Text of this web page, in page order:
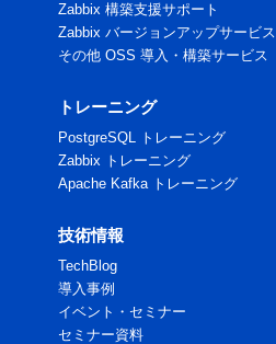
Zabbix 構築支援サポート
Zabbix バージョンアップサービス
その他 OSS 導入・構築サービス
トレーニング
PostgreSQL トレーニング
Zabbix トレーニング
Apache Kafka トレーニング
技術情報
TechBlog
導入事例
イベント・セミナー
セミナー資料